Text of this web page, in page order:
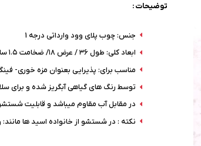
توضیحات :
جنس: چوب پلای وود وارداتی درجه 1
ابعاد کلی: طول ۳۶ / عرض ۱۸/ ضخامت ۱.۵ سانتیمتر
مناسب برای: پذیرایی بعنوان مزه خوری-
توسط رنگ های گیاهی آبگریز شده و برای
در مقابل آب مقاوم میباشد و قابلیت
نکته : در شستشو از خانواده اسید ها